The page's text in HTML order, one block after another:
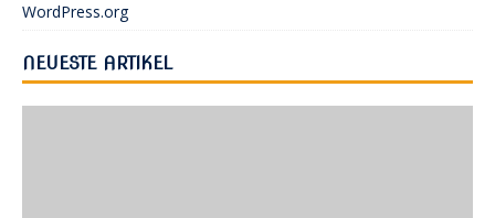
WordPress.org
NEUESTE ARTIKEL